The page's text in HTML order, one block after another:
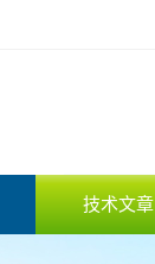
技术文章